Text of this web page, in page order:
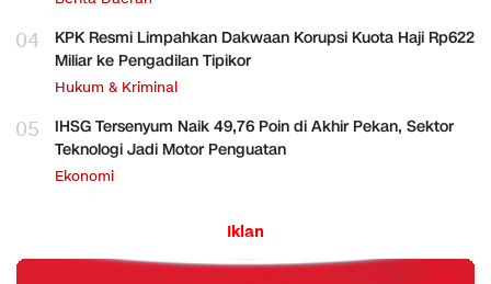
04
KPK Resmi Limpahkan Dakwaan Korupsi Kuota Haji Rp622
Miliar ke Pengadilan Tipikor
Hukum & Kriminal
05
IHSG Tersenyum Naik 49,76 Poin di Akhir Pekan, Sektor
Teknologi Jadi Motor Penguatan
Ekonomi
Iklan